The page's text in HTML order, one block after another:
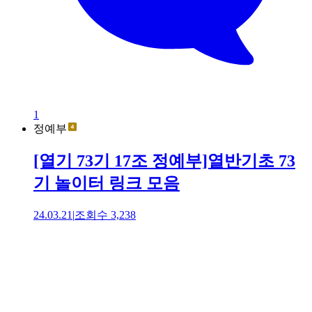
1
정예부
[열기 73기 17조 정예부]열반기초 73
기 놀이터 링크 모음
24.03.21 |조회수 3,238